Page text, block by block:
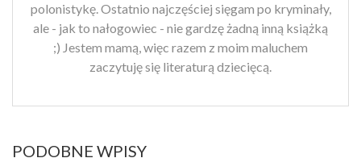
polonistykę. Ostatnio najczęściej sięgam po kryminały,
ale - jak to nałogowiec - nie gardzę żadną inną książką
;) Jestem mamą, więc razem z moim maluchem
zaczytuję się literaturą dziecięcą.
PODOBNE WPISY